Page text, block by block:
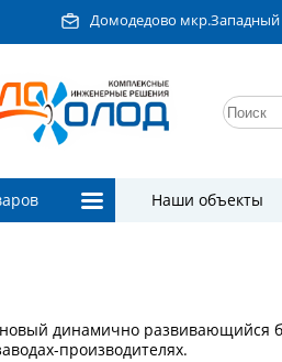
Домодедово мкр.Западный
Наши объекты
новый динамично развивающийся
производителях.